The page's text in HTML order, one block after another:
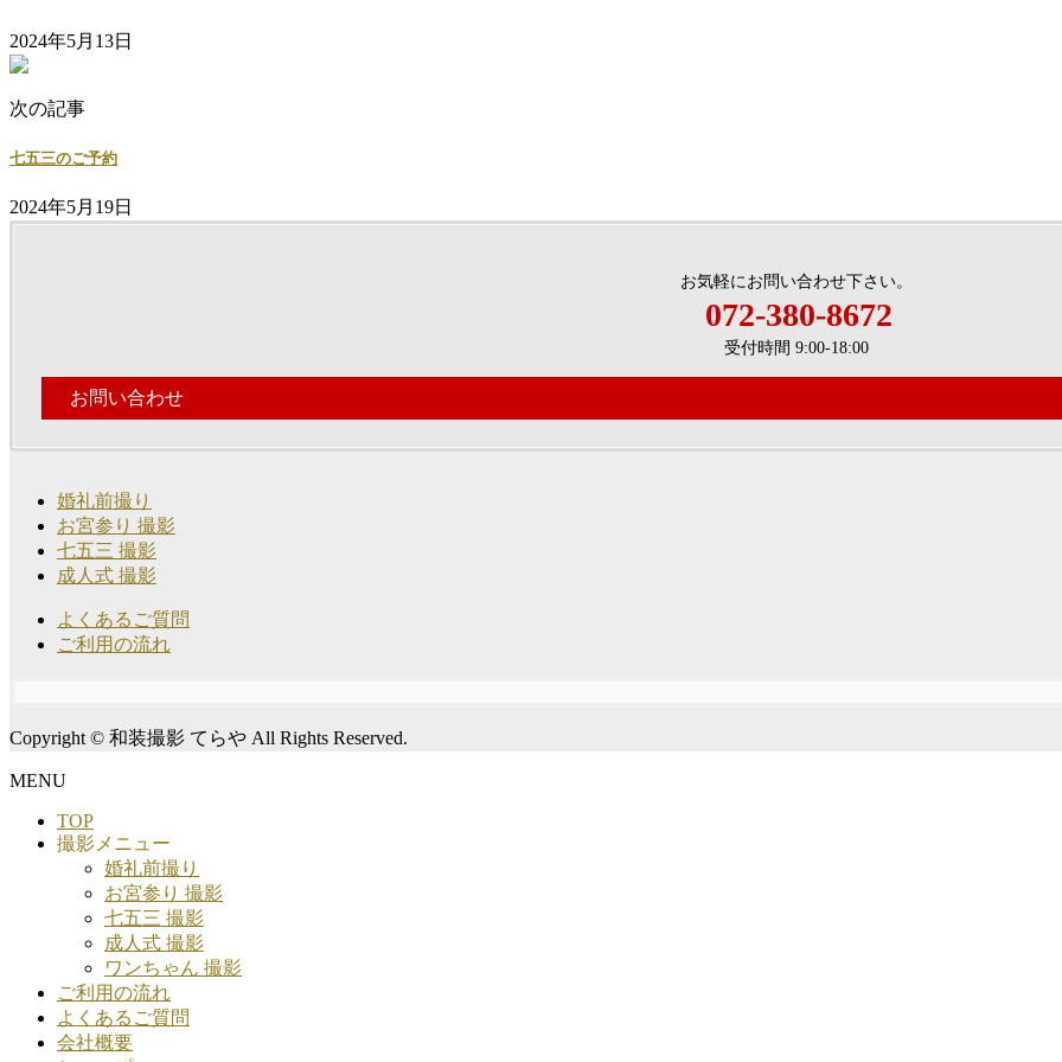
2024年5月13日
次の記事
七五三のご予約
2024年5月19日
お気軽にお問い合わせ下さい。
072-380-8672
受付時間 9:00-18:00
お問い合わせ
婚礼前撮り
お宮参り 撮影
七五三 撮影
成人式 撮影
よくあるご質問
ご利用の流れ
Copyright © 和装撮影 てらや All Rights Reserved.
MENU
TOP
撮影メニュー
婚礼前撮り
お宮参り 撮影
七五三 撮影
成人式 撮影
ワンちゃん 撮影
ご利用の流れ
よくあるご質問
会社概要